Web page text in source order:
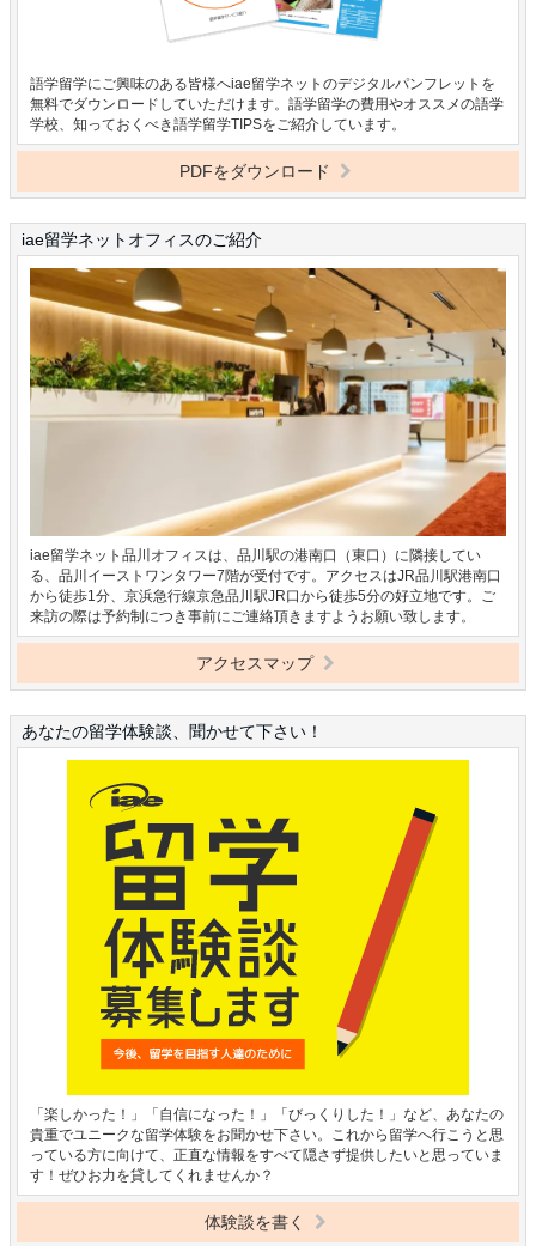
語学留学にご興味のある皆様へiae留学ネットのデジタルパンフレットを
無料でダウンロードしていただけます。語学留学の費用やオススメの語学
学校、知っておくべき語学留学TIPSをご紹介しています。
PDFをダウンロード
iae留学ネットオフィスのご紹介
iae留学ネット品川オフィスは、品川駅の港南口（東口）に隣接してい
る、品川イーストワンタワー7階が受付です。アクセスはJR品川駅港南口
から徒歩1分、京浜急行線京急品川駅JR口から徒歩5分の好立地です。ご
来訪の際は予約制につき事前にご連絡頂きますようお願い致します。
アクセスマップ
あなたの留学体験談、聞かせて下さい！
「楽しかった！」「自信になった！」「びっくりした！」など、あなたの
貴重でユニークな留学体験をお聞かせ下さい。これから留学へ行こうと思
っている方に向けて、正直な情報をすべて隠さず提供したいと思っていま
す！ぜひお力を貸してくれませんか？
体験談を書く